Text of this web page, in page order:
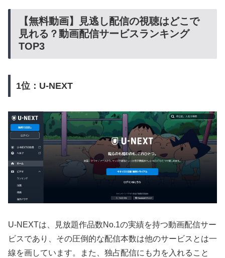
【無料動画】見逃し配信の視聴はどこで
見れる？動画配信サービスランキング
TOP3
1位：U-NEXT
U-NEXTは、見放題作品数No.1の実績を持つ動画配信サー
ビスであり、その圧倒的な配信本数は他のサービスとは一
線を画しています。また、独占配信にも力を入れること